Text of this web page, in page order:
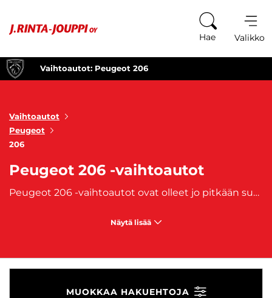
Hae Valikko
Vaihtoautot: Peugeot 206
Vaihtoautot
Peugeot
206
Peugeot 206 -vaihtoautot
Peugeot 206 -vaihtoautot ovat olleet jo pitkään suosittuja valintoja kompaktin ja ketterän ajoneuvon etsijöille. Tämä ikoninen malli on tunnettu erinomaisesta ajettavuudestaan, taloudellisuudestaan ja tyylikkäästä muotoilustaan, joka on kestänyt aikaa. Peugeot 206 on erityisen suosittu kaupunkilaisille, mutta sen monipuoliset ominaisuudet tekevät siitä myös sopivan pidemmille ajomatkoille. Pieni koko ja ketterä ohjaustuntuma tekevät siitä helpon käsitellä kaupunkiliikenteessä ja ahtaissa parkkipaikoissa. Peugeot 206 -vaihtoautot ovat taloudellisia valintoja, sillä niiden polttoaineenkulutus on alhainen ja huoltokustannukset kohtuulliset. Auton moottorivalikoima kattaa sekä bensiinillä että dieselillä toimivat vaihtoehdot, ja vaikka kyseessä on kompaktiauto, Peugeot 206 tarjoaa miellyttävän ajokokemuksen sekä kuljettajalle että matkustajille. Sisätilat ovat mukavat ja yllättävän tilavat kompaktista ulkomuodosta huolimatta. Lisäksi auton varustelutaso on käytännöllinen, tarjoten esimerkiksi ilmastointia, sähköikkunoita ja perusvarusteet turvalliseen ajoon.Peugeot 206:n ulkoinen muotoilu on linjakas ja urheilullinen, tehden siitä edelleen modernin ja houkuttelevan näköisen auton vaihtoautomarkkinoilla. Sen virtaviivainen etuosa ja dynaamiset linjat ovat tehneet siitä aikanaan yhden suosituimmista autoista omassa luokassaan. Saatavana sekä kolmi- että viisiovisena versiona, Peugeot 206 tarjoaa valinnanvaraa eri tarpeisiin.
Näytä lisää
MUOKKAA HAKUEHTOJA